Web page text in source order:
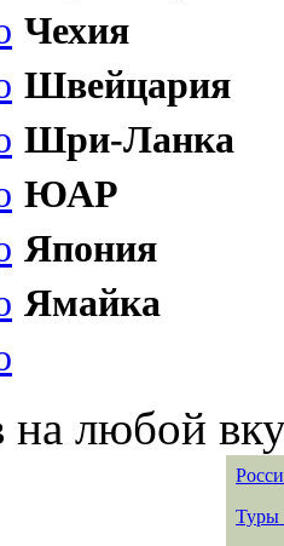
Чехия
Швейцария
Шри-Ланка
ЮАР
Япония
Ямайка
на любой
Туры